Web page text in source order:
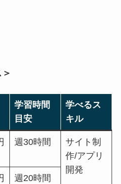
学習時間
目安
学べるス
キル
週30時間
サイト制
作/アプリ
開発
週20時間